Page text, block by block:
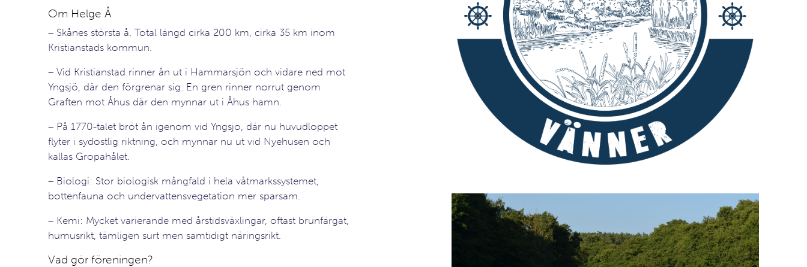
Om Helge Å
– Skånes största å. Total längd cirka 200 km, cirka 35 km inom
Kristianstads kommun.
– Vid Kristianstad rinner ån ut i Hammarsjön och vidare ned mot
Yngsjö, där den förgrenar sig. En gren rinner norrut genom
Graften mot Åhus där den mynnar ut i Åhus hamn.
– På 1770-talet bröt ån igenom vid Yngsjö, där nu huvudloppet
flyter i sydostlig riktning, och mynnar nu ut vid Nyehusen och
kallas Gropahålet.
– Biologi: Stor biologisk mångfald i hela våtmarkssystemet,
bottenfauna och undervattensvegetation mer sparsam.
– Kemi: Mycket varierande med årstidsväxlingar, oftast brunfärgat,
humusrikt, tämligen surt men samtidigt näringsrikt.
Vad gör föreningen?